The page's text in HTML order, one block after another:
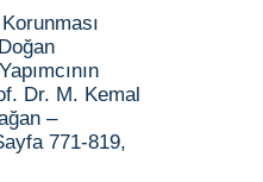
Dr. M. Kemal
–
771-819,